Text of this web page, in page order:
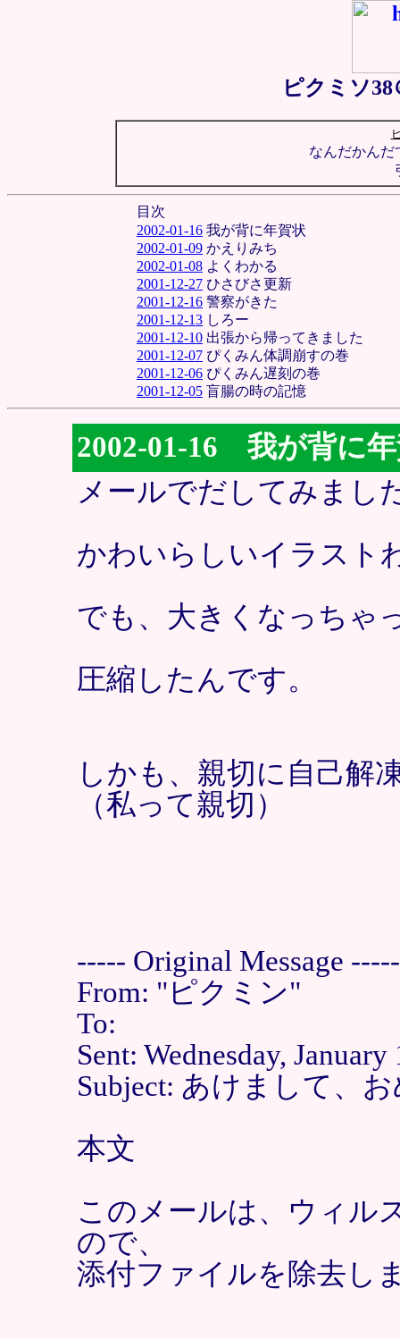
ピクミソ
なんだかんだ
目次
2002-01-16 我が背に年賀状
2002-01-09 かえりみち
2002-01-08 よくわかる
2001-12-27 ひさびさ更新
2001-12-16 警察がきた
2001-12-13 しろー
2001-12-10 出張から帰ってきました
2001-12-07 ぴくみん体調崩すの巻
2001-12-06 ぴくみん遅刻の巻
2001-12-05 盲腸の時の記憶
2002-01-16 我が背に
メールでだしてみまし
かわいらしいイラスト
でも、大きくなっちゃ
圧縮したんです。
しかも、親切に自己解
（私って親切）
----- Original Message -----
From: "ピクミン"
To:
Sent: Wednesday,
Subject: あけまして、
本文
このメールは、ウィル
ので、
添付ファイルを除去し